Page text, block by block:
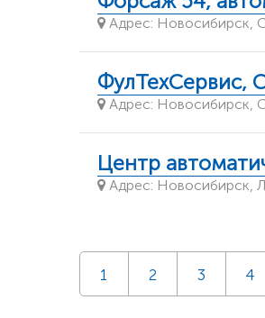
Адрес: Новосибирск,
ФулТехСервис,
Адрес: Новосибирск,
Центр
Адрес: Новосибирск,
1 2 3 4